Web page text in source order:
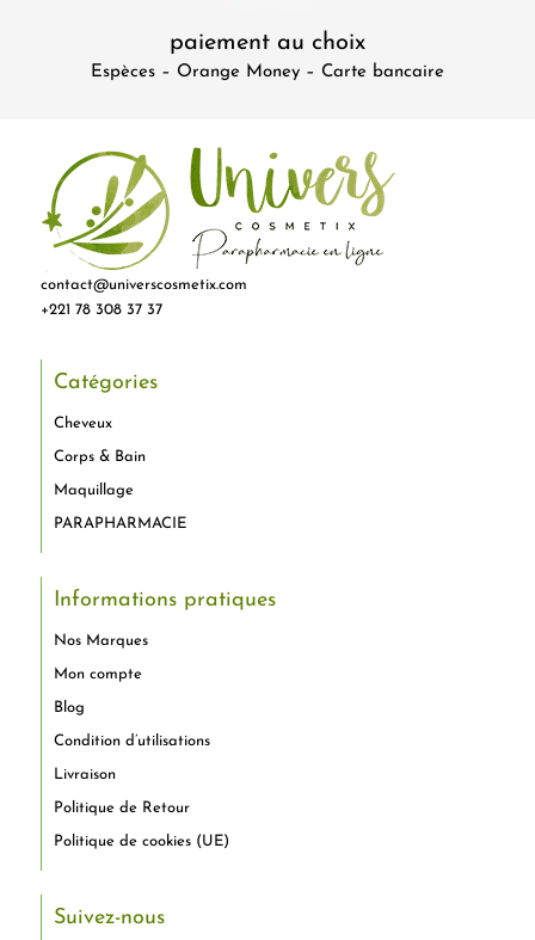
paiement au choix
Espèces – Orange Money – Carte bancaire
contact@universcosmetix.com
+221 78 308 37 37
Catégories
Cheveux
Corps & Bain
Maquillage
PARAPHARMACIE
Informations pratiques
Nos Marques
Mon compte
Blog
Condition d’utilisations
Livraison
Politique de Retour
Politique de cookies (UE)
Suivez-nous